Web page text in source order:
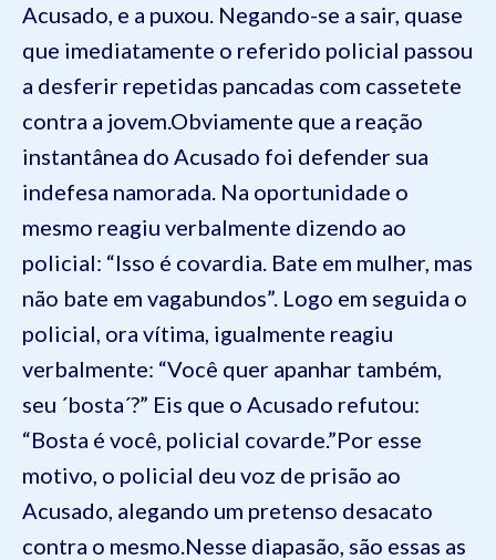
Acusado, e a puxou. Negando-se a sair, quase
que imediatamente o referido policial passou
a desferir repetidas pancadas com cassetete
contra a jovem.Obviamente que a reação
instantânea do Acusado foi defender sua
indefesa namorada. Na oportunidade o
mesmo reagiu verbalmente dizendo ao
policial: “Isso é covardia. Bate em mulher, mas
não bate em vagabundos”. Logo em seguida o
policial, ora vítima, igualmente reagiu
verbalmente: “Você quer apanhar também,
seu ´bosta´?” Eis que o Acusado refutou:
“Bosta é você, policial covarde.”Por esse
motivo, o policial deu voz de prisão ao
Acusado, alegando um pretenso desacato
contra o mesmo.Nesse diapasão, são essas as